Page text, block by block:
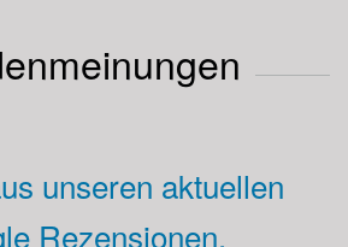
unseren aktuellen
Rezensionen.